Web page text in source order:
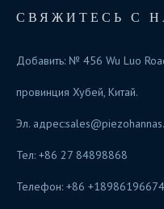
СВЯЖИТЕСЬ С
Добавить: № 456 Wu Luo
провинция Хубей, Китай.
Эл. адрес:
Тел: +86 27 84898868
Телефон: +86 +18986196674